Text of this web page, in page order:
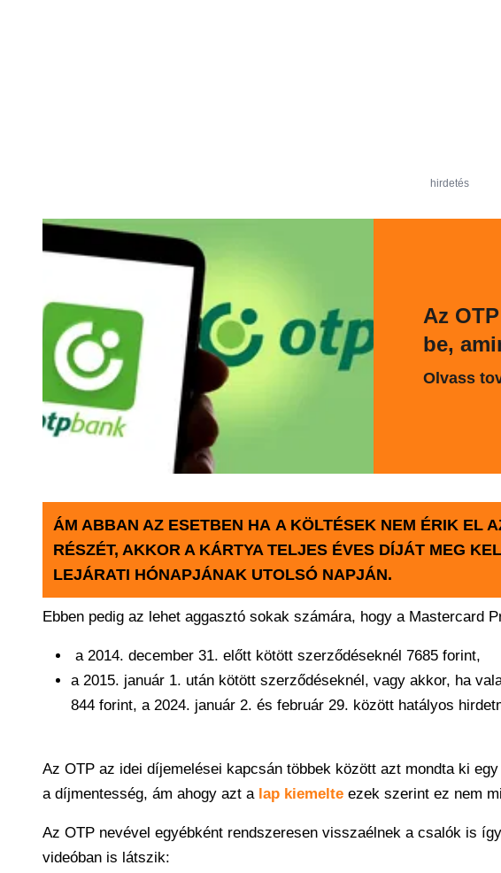
hirdetés
Az
be,
Olvass
ÁM ABBAN AZ ESETBEN HA A KÖLTÉSEK NEM ÉRIK EL
RÉSZÉT, AKKOR A KÁRTYA TELJES ÉVES DÍJÁT MEG
LEJÁRATI HÓNAPJÁNAK UTOLSÓ NAPJÁN.
Ebben pedig az lehet aggasztó sokak számára, hogy a Mastercard
a 2014. december 31. előtt kötött szerződéseknél 7685 forint,
a 2015. január 1. után kötött szerződéseknél, vagy akkor, ha
844 forint, a 2024. január 2. és február 29. között hatályos
Az OTP az idei díjemelései kapcsán többek között azt mondta ki
a díjmentesség, ám ahogy azt a lap kiemelte ezek szerint ez nem
Az OTP nevével egyébként rendszeresen visszaélnek a csalók is
videóban is látszik: